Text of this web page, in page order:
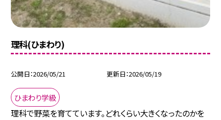
理科(ひまわり)
公開日 2026/05/21 更新日 2026/05/19
ひまわり学級
理科で野菜を育てています。どれくらい大きくなったのかを